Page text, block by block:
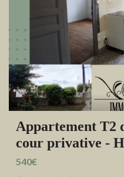
Appartement T2
cour privative -
540€